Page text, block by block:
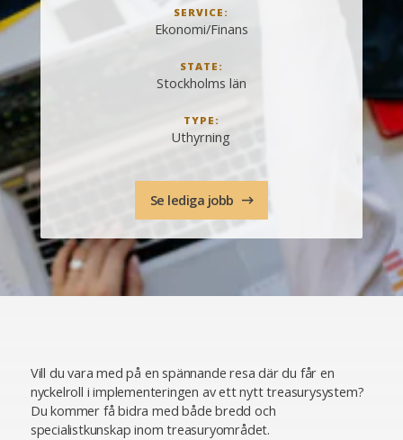
SERVICE:
Ekonomi/Finans
STATE:
Stockholms län
TYPE:
Uthyrning
Se lediga jobb
Vill du vara med på en spännande resa där du får en
nyckelroll i implementeringen av ett nytt treasurysystem?
Du kommer få bidra med både bredd och
specialistkunskap inom treasuryområdet.